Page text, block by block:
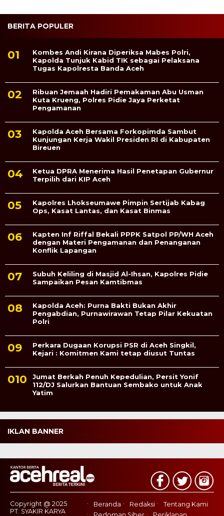
BERITA POPULER
Kombes Andi Kirana Diperiksa Mabes Polri,
Kapolda Tunjuk Kabid TIK sebagai Pelaksana
Tugas Kapolresta Banda Aceh
Ribuan Jemaah Hadiri Pemakaman Abu Usman
Kuta Krueng, Polres Pidie Jaya Perketat
Pengamanan
Kapolda Aceh Bersama Forkopimda Sambut
Kunjungan Kerja Wakil Presiden RI di Kabupaten
Bireuen
Ketua DPRA Menerima Hasil Penetapan Gubernur
Terpilih dari KIP Aceh
Kapolres Lhokseumawe Pimpin Sertijab Kabag
Ops, Kasat Lantas, dan Kasat Binmas
Kapten Inf Riffal Bekali PPPK Satpol PP/WH Aceh
dengan Materi Pengamanan dan Penanganan
Konflik Lapangan
Subuh Keliling di Masjid Al-Ihsan, Kapolres Pidie
Sampaikan Pesan Kamtibmas
Kapolda Aceh: Purna Bakti Bukan Akhir
Pengabdian, Purnawirawan Tetap Pilar Kekuatan
Polri
Perkara Dugaan Korupsi PSR di Aceh Singkil,
Kejari : Komitmen Kami tetap diusut Tuntas
Jumat Berkah Penuh Kepedulian, Persit Yonif
112/DJ Salurkan Bantuan Sembako untuk Anak
Yatim
IKLAN BANNER
Copyright @ 2025
PT. SYAKIR KARYA
Beranda Redaksi
Tentang Kami